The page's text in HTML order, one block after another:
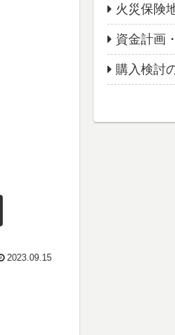
2023.09.15
火災保険
資金計画
購入検討